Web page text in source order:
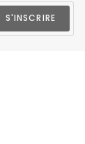
S'INSCRIRE